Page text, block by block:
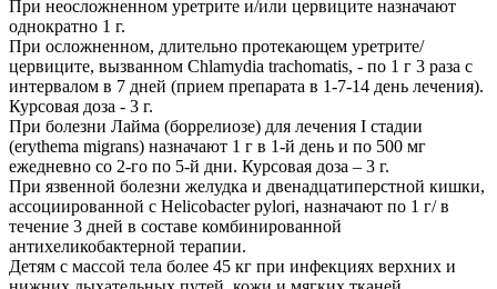
При неосложненном уретрите и/или цервиците назначают
однократно 1 г.
При осложненном, длительно протекающем уретрите/
цервиците, вызванном Chlamydia trachomatis, - по 1 г 3 раза с
интервалом в 7 дней (прием препарата в 1-7-14 день лечения).
Курсовая доза - 3 г.
При болезни Лайма (боррелиозе) для лечения I стадии
(erythema migrans) назначают 1 г в 1-й день и по 500 мг
ежедневно со 2-го по 5-й дни. Курсовая доза – 3 г.
При язвенной болезни желудка и двенадцатиперстной кишки,
ассоциированной с Helicobacter pylori, назначают по 1 г/ в
течение 3 дней в составе комбинированной
антихеликобактерной терапии.
Детям с массой тела более 45 кг при инфекциях верхних и